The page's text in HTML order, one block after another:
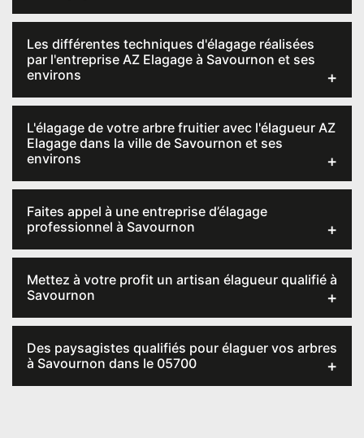
Les différentes techniques d'élagage réalisées
par l'entreprise AZ Elagage à Savournon et ses
environs
L'élagage de votre arbre fruitier avec l'élagueur AZ
Elagage dans la ville de Savournon et ses
environs
Faites appel à une entreprise d’élagage
professionnel à Savournon
Mettez à votre profit un artisan élagueur qualifié à
Savournon
Des paysagistes qualifiés pour élaguer vos arbres
à Savournon dans le 05700